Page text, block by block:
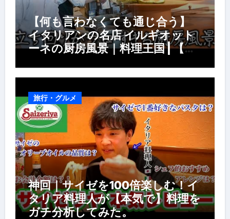
【何も言わなくても通じ合う】
イタリアンの名店 イルギオット
ーネの厨房風景｜料理王国 | 【厨
風景】
旅行・グルメ
神回｜サイゼを100倍楽しむ！イ
タリア料理人が【本気で】料理を
ガチ分析してみた。